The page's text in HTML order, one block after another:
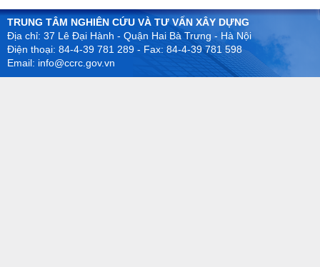
TRUNG TÂM NGHIÊN CỨU VÀ TƯ VẤN XÂY DỰNG
Địa chỉ: 37 Lê Đại Hành - Quận Hai Bà Trưng - Hà Nội
Điện thoại: 84-4-39 781 289 - Fax: 84-4-39 781 598
Email: info@ccrc.gov.vn